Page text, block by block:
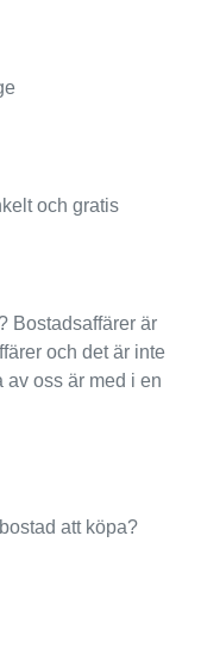
och gratis
Bostadsaffärer är
och det är inte
av oss är med i en
att köpa?